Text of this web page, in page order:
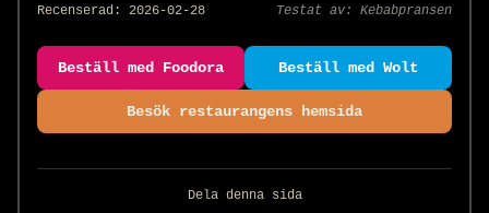
Recenserad: 2026-02-28 Testat av: Kebabpransen
Beställ med Foodora Beställ med Wolt
Besök restaurangens hemsida
Dela denna sida